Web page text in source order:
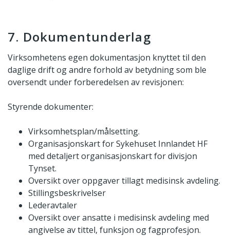
7. Dokumentunderlag
Virksomhetens egen dokumentasjon knyttet til den
daglige drift og andre forhold av betydning som ble
oversendt under forberedelsen av revisjonen:
Styrende dokumenter:
Virksomhetsplan/målsetting.
Organisasjonskart for Sykehuset Innlandet HF
med detaljert organisasjonskart for divisjon
Tynset.
Oversikt over oppgaver tillagt medisinsk avdeling.
Stillingsbeskrivelser
Lederavtaler
Oversikt over ansatte i medisinsk avdeling med
angivelse av tittel, funksjon og fagprofesjon.